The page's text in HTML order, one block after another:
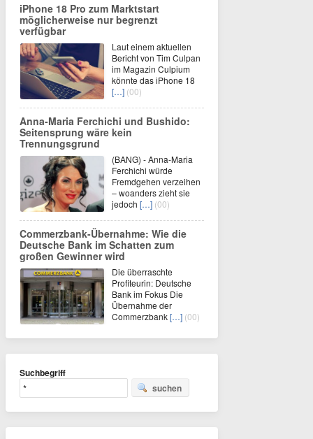
iPhone 18 Pro zum Marktstart
möglicherweise nur begrenzt
verfügbar
Laut einem aktuellen
Bericht von Tim Culpan
im Magazin Culpium
könnte das iPhone 18
[…] (00)
Anna-Maria Ferchichi und Bushido:
Seitensprung wäre kein
Trennungsgrund
(BANG) - Anna-Maria
Ferchichi würde
Fremdgehen verzeihen
– woanders zieht sie
jedoch […] (00)
Commerzbank-Übernahme: Wie die
Deutsche Bank im Schatten zum
großen Gewinner wird
Die überraschte
Profiteurin: Deutsche
Bank im Fokus Die
Übernahme der
Commerzbank[…] (00)
Suchbegriff
suchen